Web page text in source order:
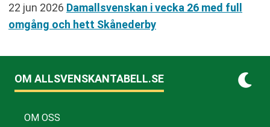
22 jun 2026 Damallsvenskan i vecka 26 med full
omgång och hett Skånederby
OM ALLSVENSKANTABELL.SE
OM OSS